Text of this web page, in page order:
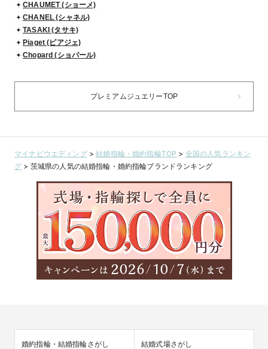
CHAUMET (ショーメ)
CHANEL (シャネル)
TASAKI (タサキ)
Piaget (ピアジェ)
Chopard (ショパール)
プレミアムジュエリーTOP
マイナビウエディング>結婚指輪・婚約指輪TOP > 全国の人気ランキン
グ > 茨城県の人気の結婚指輪・婚約指輪ブランドランキング
婚約指輪・結婚指輪さがし 結婚式場さがし